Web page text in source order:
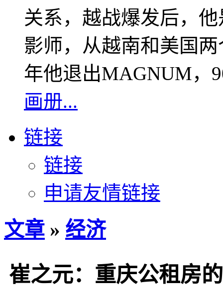
关系，越战爆发后，
影师，从越南和美国
年他退出MAGNUM，
画册...
链接
链接
申请友情链接
文章 » 经济
崔之元：重庆公租房